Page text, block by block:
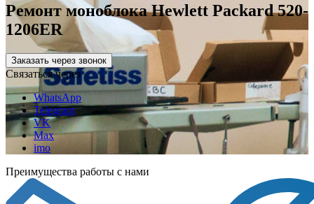
Ремонт моноблока Hewlett Packard 520-
1206ER
Заказать через звонок
Связаться через
WhatsApp
Telegram
VK
Max
imo
Преимущества работы с нами